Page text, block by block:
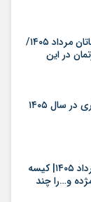
لیست قیمت خرید مسکن در اکباتان مرداد ۱۴۰۵/
در این
سال ۱۴۰۵
قیمت جدید انواع برنج هندی مرداد ۱۴۰۵| کیسه
و…را چند